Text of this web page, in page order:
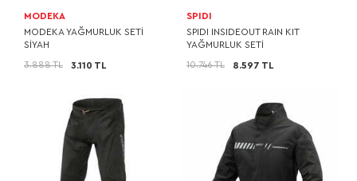
MODEKA
MODEKA YAĞMURLUK SETİ
SİYAH
3.888 TL 3.110 TL
SPIDI
SPIDI INSIDEOUT RAIN KIT
YAĞMURLUK SETİ
10.746 TL 8.597 TL